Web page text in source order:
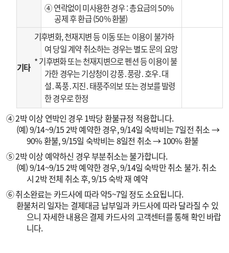
④ 연락없이 미사용한 경우 : 총요금의 50%
공제 후 환급 (50% 환불)
기타
기후변화, 천재지변 등 이동 또는 이용이 불가하
여 당일 계약 취소하는 경우는 별도 문의 요망
* 기후변화 또는 천재지변으로 펜션 등 이용이 불
가한 경우는 기상청이 강풍․풍랑․호우․대
설․폭풍․지진․태풍주의보 또는 경보를 발령
한 경우로 한정
④ 2박 이상 연박인 경우 1박당 환불규정 적용합니다.
(예) 9/14~9/15 2박 예약한 경우, 9/14일 숙박비는 7일전 취소 →
90% 환불, 9/15일 숙박비는 8일전 취소 → 100% 환불
⑤ 2박 이상 예약하신 경우 부분취소는 불가합니다.
(예) 9/14~9/15 2박 예약한 경우, 9/14일 숙박만 취소 불가. 취소
시 2박 전체 취소 후, 9/15 숙박 재 예약
⑥ 취소완료는 카드사에 따라 약5~7일 정도 소요됩니다.
환불처리 일자는 결제대금 납부일과 카드사에 따라 달라질 수 있
으니 자세한 내용은 결제 카드사의 고객센터를 통해 확인 바랍
니다.